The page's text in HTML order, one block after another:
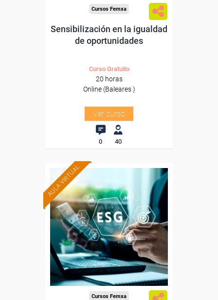
Cursos Femxa
Sensibilización en la igualdad
de oportunidades
Curso Gratuito
20 horas
Online (Baleares )
Ver curso
0 40
AULA VIRTUAL Formación 100%
subvencionada.
Para desempleados,
trabajadores y autónomos.
Para todos los sectores.
Cursos Femxa